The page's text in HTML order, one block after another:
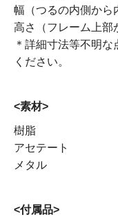
幅（つるの内側から
高さ（フレーム上部
＊詳細寸法等不明
ください。
<素材>
樹脂
アセテート
メタル
<付属品>